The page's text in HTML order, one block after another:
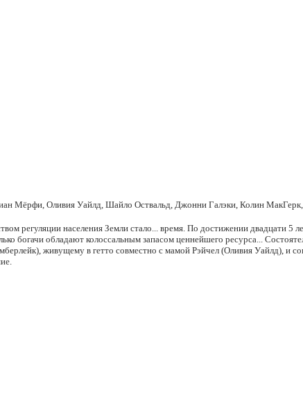
Мёрфи, Оливия Уайлд, Шайло Оствальд, Джонни Галэки, Колин
регуляции населения Земли стало... время. По достижении двадцати 5
богачи обладают колоссальным запасом ценнейшего ресурса...
живущему в гетто совместно с мамой Рэйчел (Оливия Уайлд), и